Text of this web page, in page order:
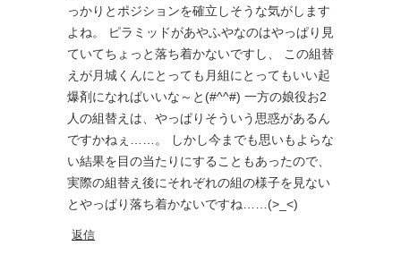
っかりとポジションを確立しそうな気がします
よね。 ピラミッドがあやふやなのはやっぱり見
ていてちょっと落ち着かないですし、 この組替
えが月城くんにとっても月組にとってもいい起
爆剤になればいいな～と(#^^#) 一方の娘役お2
人の組替えは、やっぱりそういう思惑があるん
ですかねぇ……。 しかし今までも思いもよらな
い結果を目の当たりにすることもあったので、
実際の組替え後にそれぞれの組の様子を見ない
とやっぱり落ち着かないですね……(>_<)
返信